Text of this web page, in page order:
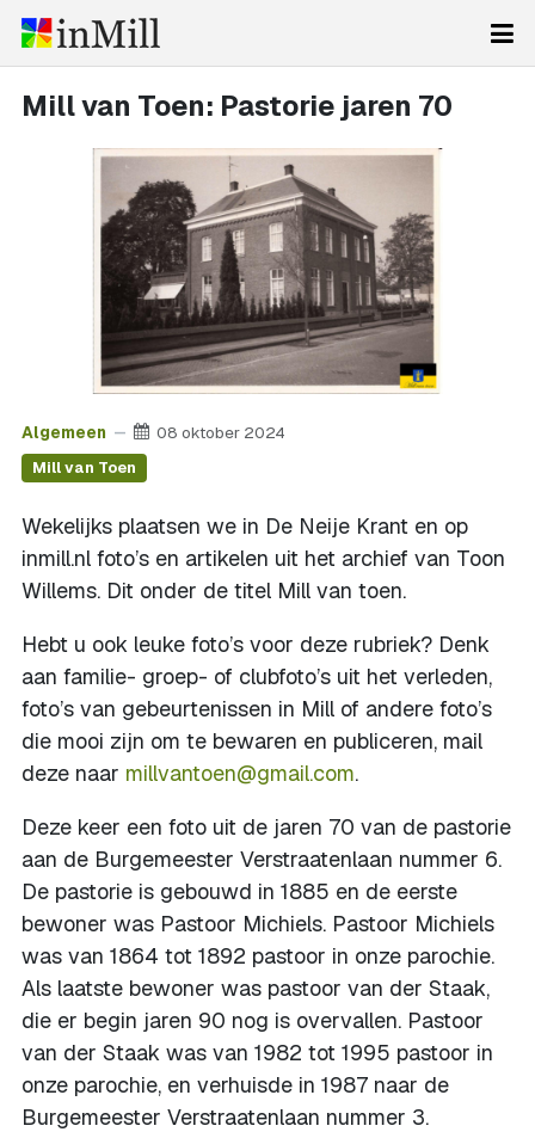
Mill van Toen: Pastorie jaren 70
Algemeen 08 oktober 2024
Mill van Toen
Wekelijks plaatsen we in De Neije Krant en op
inmill.nl foto’s en artikelen uit het archief van Toon
Willems. Dit onder de titel Mill van toen.
Hebt u ook leuke foto’s voor deze rubriek? Denk
aan familie- groep- of clubfoto’s uit het verleden,
foto’s van gebeurtenissen in Mill of andere foto’s
die mooi zijn om te bewaren en publiceren, mail
deze naar millvantoen@gmail.com.
Deze keer een foto uit de jaren 70 van de pastorie
aan de Burgemeester Verstraatenlaan nummer 6.
De pastorie is gebouwd in 1885 en de eerste
bewoner was Pastoor Michiels. Pastoor Michiels
was van 1864 tot 1892 pastoor in onze parochie.
Als laatste bewoner was pastoor van der Staak,
die er begin jaren 90 nog is overvallen. Pastoor
van der Staak was van 1982 tot 1995 pastoor in
onze parochie, en verhuisde in 1987 naar de
Burgemeester Verstraatenlaan nummer 3.